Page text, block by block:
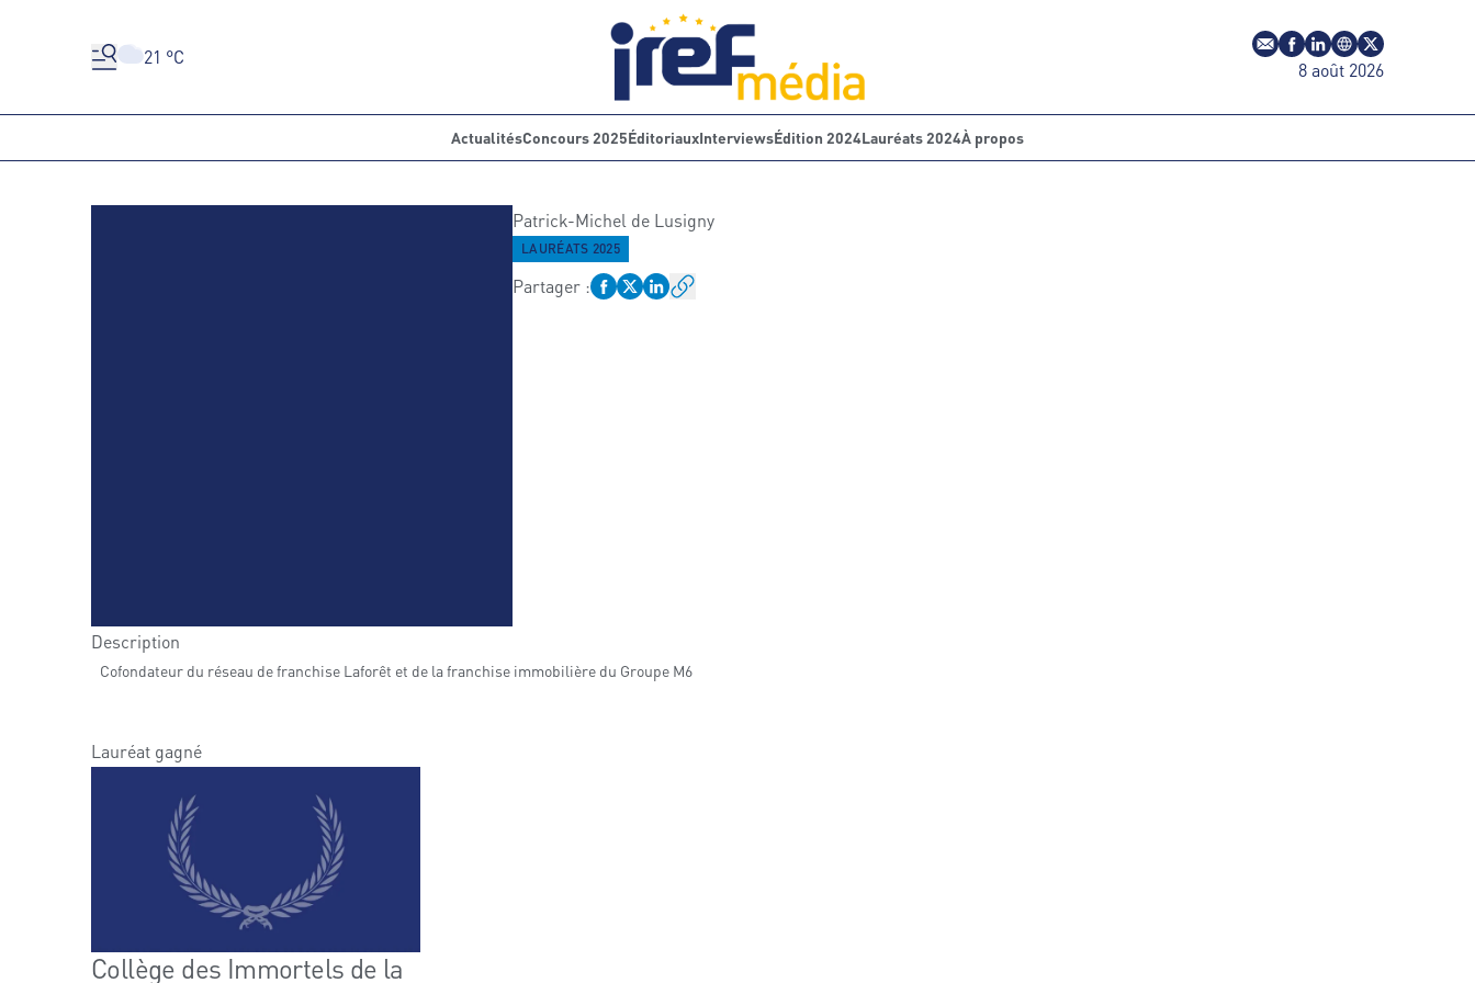
21 °C
E-mailProfil Facebook
Profil LinkedIn
Site webProfil Twitter
8 août 2026
ActualitésConcours 2025ÉditoriauxInterviewsÉdition 2024Lauréats 2024À propos
Patrick-Michel de Lusigny
LAURÉATS 2025
Partager :
Description
Cofondateur du réseau de franchise Laforêt et de la franchise immobilière du Groupe M6
Lauréat gagné
Collège des Immortels de la